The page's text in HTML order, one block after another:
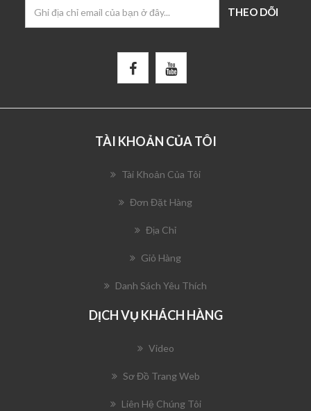
TÀI KHOẢN CỦA TÔI
Tài Khoản Của Tôi
Đơn Đặt Hàng
Địa Chỉ
Giỏ Hàng
Danh Sách Yêu Thích
DỊCH VỤ KHÁCH HÀNG
Video
Sơ Đồ Trang Web
Liên Hệ Chúng Tôi